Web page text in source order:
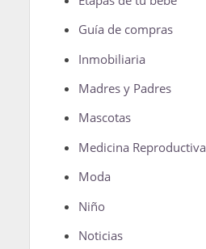
Guía de compras
Inmobiliaria
Madres y Padres
Mascotas
Medicina Reproductiva
Moda
Niño
Noticias